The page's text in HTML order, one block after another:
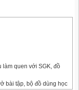
làm quen với SGK, đồ
bài tập, bộ đồ dùng học